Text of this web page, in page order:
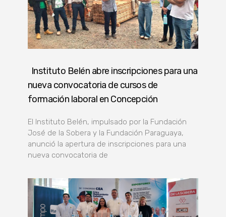
Instituto Belén abre inscripciones para una
nueva convocatoria de cursos de
formación laboral en Concepción
El Instituto Belén, impulsado por la Fundación
José de la Sobera y la Fundación Paraguaya,
anunció la apertura de inscripciones para una
nueva convocatoria de